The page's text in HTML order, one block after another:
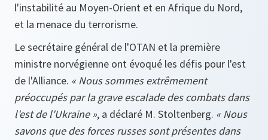
l'instabilité au Moyen-Orient et en Afrique du Nord,
et la menace du terrorisme.
Le secrétaire général de l'OTAN et la première
ministre norvégienne ont évoqué les défis pour l'est
de l'Alliance. « Nous sommes extrêmement
préoccupés par la grave escalade des combats dans
l'est de l'Ukraine », a déclaré M. Stoltenberg. « Nous
savons que des forces russes sont présentes dans